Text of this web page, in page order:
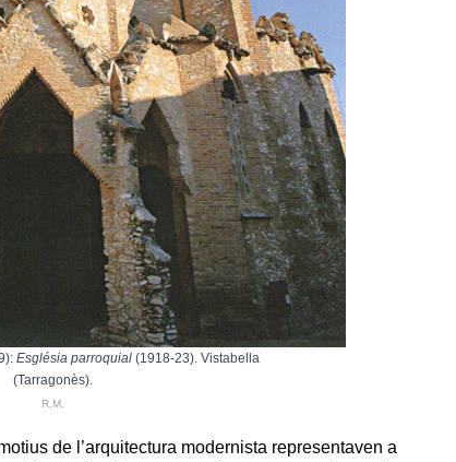
Església parroquial(1918-23). Vistabella
(Tarragonès).
R.M.
de l’arquitectura modernista representaven a